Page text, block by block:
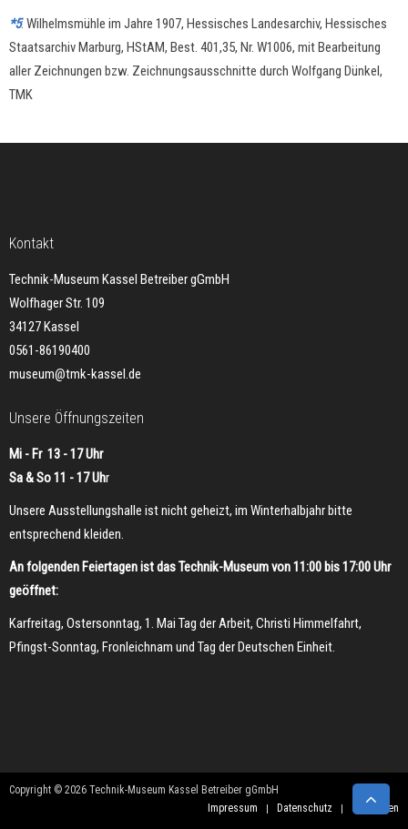
*5: Wilhelmsmühle im Jahre 1907, Hessisches Landesarchiv, Hessisches
Staatsarchiv Marburg, HStAM, Best. 401,35, Nr. W1006, mit Bearbeitung
aller Zeichnungen bzw. Zeichnungsausschnitte durch Wolfgang Dünkel,
TMK
Kontakt
Technik-Museum Kassel Betreiber gGmbH
Wolfhager Str. 109
34127 Kassel
0561-86190400
museum@tmk-kassel.de
Unsere Öffnungszeiten
Mi - Fr 13 - 17 Uhr
Sa & So 11 - 17 Uhr
Unsere Ausstellungshalle ist nicht geheizt, im Winterhalbjahr bitte
entsprechend kleiden.
An folgenden Feiertagen ist das Technik-Museum von 11:00 bis 17:00 Uhr
geöffnet:
Karfreitag, Ostersonntag, 1. Mai Tag der Arbeit, Christi Himmelfahrt,
Pfingst-Sonntag, Fronleichnam und Tag der Deutschen Einheit.
Copyright © 2026 Technik-Museum Kassel Betreiber gGmbH
Impressum
Datenschutz Sponsoren